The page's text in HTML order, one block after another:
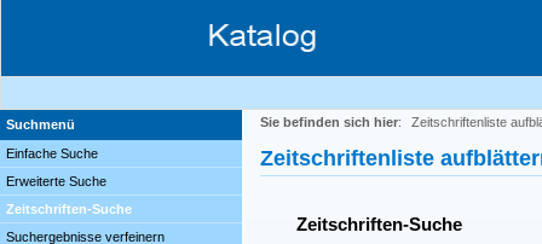
Suchmenü
Einfache Suche
Erweiterte Suche
Zeitschriften-Suche
Suchergebnisse verfeinern
Sie befinden sich hier: Zeitschriftenliste
Zeitschriftenliste
Zeitschriften-Suche